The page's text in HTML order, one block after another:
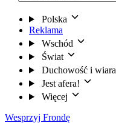
Polska
Reklama
Wschód
Świat
Duchowość i wiara
Jest afera!
Więcej
Wesprzyj Frondę